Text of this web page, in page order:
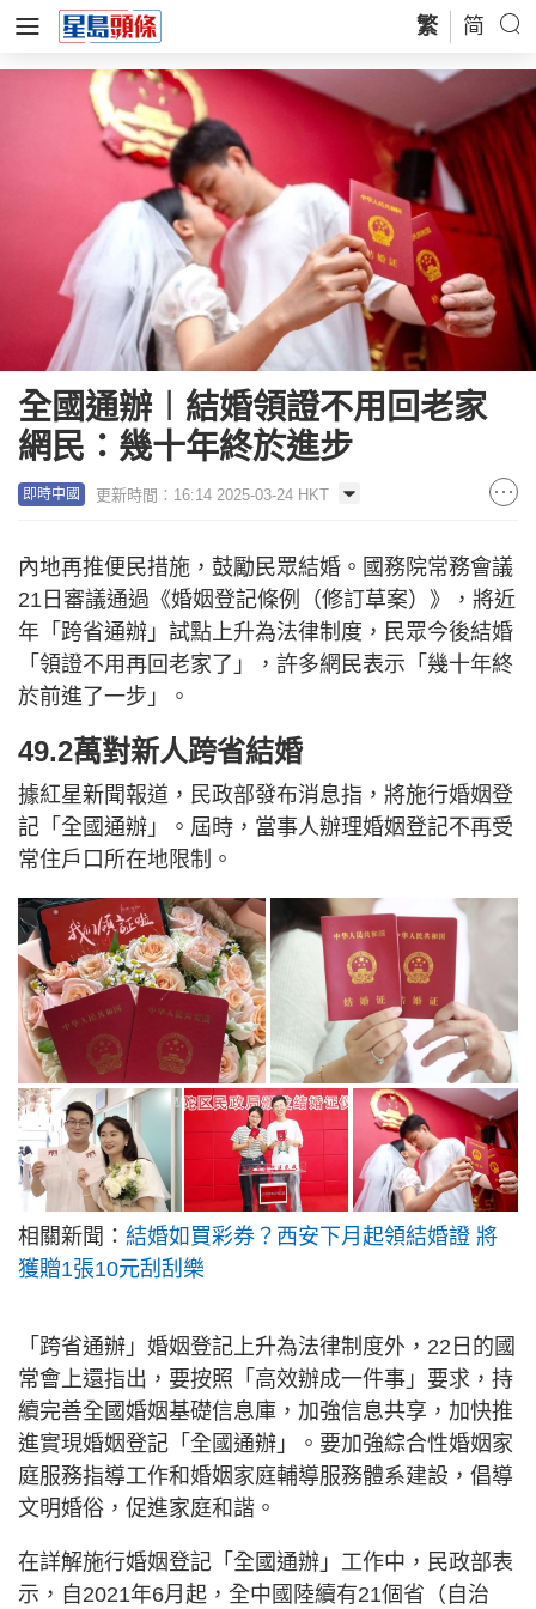
繁 简
全國通辦︱結婚領證不用回老家
網民：幾十年終於進步
即時中國 更新時間：16:14 2025-03-24 HKT
內地再推便民措施，鼓勵民眾結婚。國務院常務會議
21日審議通過《婚姻登記條例（修訂草案）》，將近
年「跨省通辦」試點上升為法律制度，民眾今後結婚
「領證不用再回老家了」，許多網民表示「幾十年終
於前進了一步」。
49.2萬對新人跨省結婚
據紅星新聞報道，民政部發布消息指，將施行婚姻登
記「全國通辦」。屆時，當事人辦理婚姻登記不再受
常住戶口所在地限制。
相關新聞： 結婚如買彩券？西安下月起領結婚證 將
獲贈1張10元刮刮樂
「跨省通辦」婚姻登記上升為法律制度外，22日的國
常會上還指出，要按照「高效辦成一件事」要求，持
續完善全國婚姻基礎信息庫，加強信息共享，加快推
進實現婚姻登記「全國通辦」。要加強綜合性婚姻家
庭服務指導工作和婚姻家庭輔導服務體系建設，倡導
文明婚俗，促進家庭和諧。
在詳解施行婚姻登記「全國通辦」工作中，民政部表
示，自2021年6月起，全中國陸續有21個省（自治